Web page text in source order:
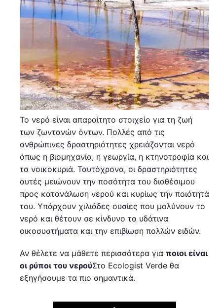
Το νερό είναι απαραίτητο στοιχείο για τη ζωή
των ζωντανών όντων. Πολλές από τις
ανθρώπινες δραστηριότητες χρειάζονται νερό
όπως η βιομηχανία, η γεωργία, η κτηνοτροφία και
τα νοικοκυριά. Ταυτόχρονα, οι δραστηριότητες
αυτές μειώνουν την ποσότητα του διαθέσιμου
προς κατανάλωση νερού και κυρίως την ποιότητά
του. Υπάρχουν χιλιάδες ουσίες που μολύνουν το
νερό και θέτουν σε κίνδυνο τα υδάτινα
οικοσυστήματα και την επιβίωση πολλών ειδών.
Αν θέλετε να μάθετε περισσότερα για ποιοι είναι
οι ρύποι του νερούΣτο Ecologist Verde θα
εξηγήσουμε τα πιο σημαντικά.